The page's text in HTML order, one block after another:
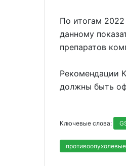
По итогам 2022
данному
препаратов
Рекомендации
должны быть
Ключевые слова: